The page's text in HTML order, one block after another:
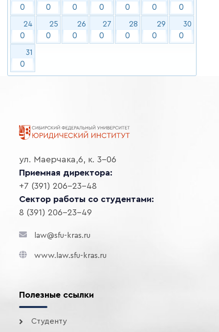
0 0 0 0 0 0 0
24
0
25
0
26
0
27
0
28
0
29
0
30
0
31
0
ул. Маерчака,6, к. 3-06
Приемная директора:
+7 (391) 206-23-48
Сектор работы со студентами:
8 (391) 206-23-49
law@sfu-kras.ru
www.law.sfu-kras.ru
Полезные ссылки
Студенту